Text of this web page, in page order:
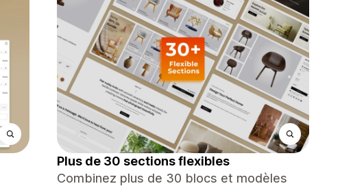
Plus de 30 sections flexibles
Combinez plus de 30 blocs et modèles